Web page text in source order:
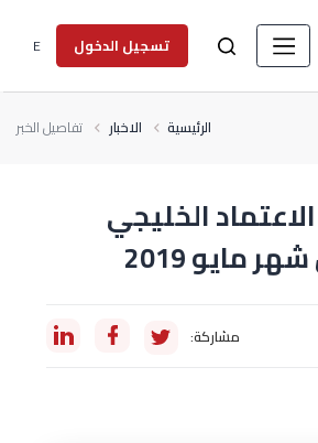
تسجيل الدخول E
الرئيسية الاخبار تفاصيل الخبر
الخليجي
مايو 2019
مشاركة: